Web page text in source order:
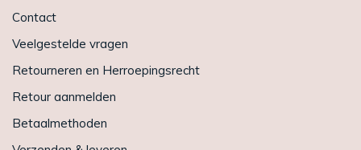
Contact
Veelgestelde vragen
Retourneren en Herroepingsrecht
Retour aanmelden
Betaalmethoden